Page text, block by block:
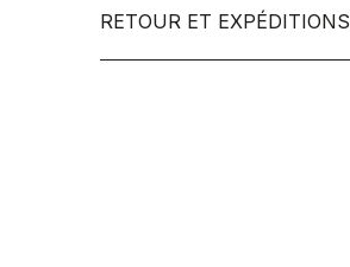
RETOUR ET EXPÉDITIONS